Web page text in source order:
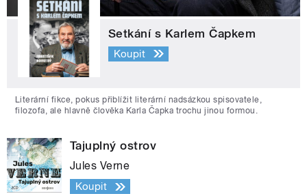
Setkání s Karlem Čapkem
Koupit
Literární fikce, pokus přiblížit literární nadsázkou spisovatele,
filozofa, ale hlavně člověka Karla Čapka trochu jinou formou.
Tajuplný ostrov
Jules Verne
Koupit